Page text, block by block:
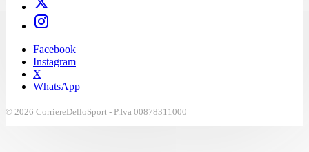
Facebook
Instagram
X
WhatsApp
© 2026 CorriereDelloSport - P.Iva 00878311000